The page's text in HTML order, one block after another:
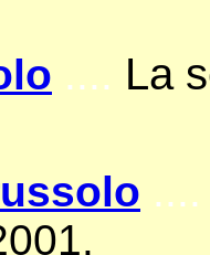
.... La
....